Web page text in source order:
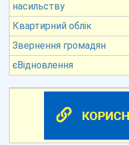
насильству
Квартирний облік
Звернення громадян
єВідновлення